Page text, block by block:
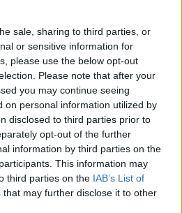
sale, sharing to third parties, or
or sensitive information for
please use the below opt-out
Please note that after your
you may continue seeing
on personal information utilized by
disclosed to third parties prior to
opt-out of the further
information by third parties on the
This information may
third parties on the IAB’s List of
that may further disclose it to other
ma indul a XXXIV. Csángó